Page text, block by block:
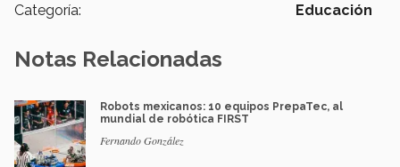
Categoría: Educación
Notas Relacionadas
Robots mexicanos: 10 equipos PrepaTec, al
mundial de robótica FIRST
Fernando González